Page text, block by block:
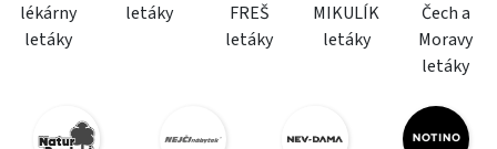
lékárny
letáky
letáky
FREŠ
letáky
MIKULÍK
letáky
Čech a
Moravy
letáky